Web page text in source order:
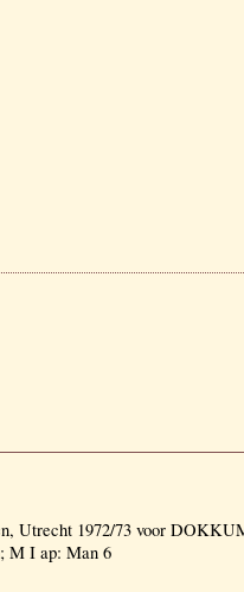
Utrecht 1972/73 voor
M I ap: Man 6